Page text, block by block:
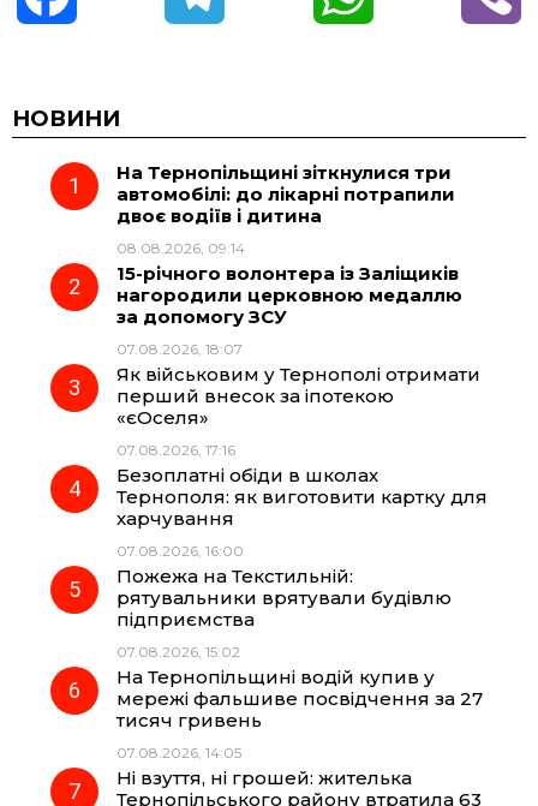
c
e
o
k
e
r
a
t
A
НОВИНИ
На Тернопільщині зіткнулися три
автомобілі: до лікарні потрапили
двоє водіїв і дитина
08.08.2026, 09:14
15-річного волонтера із Заліщиків
нагородили церковною медаллю
за допомогу ЗСУ
07.08.2026, 18:07
Як військовим у Тернополі отримати
перший внесок за іпотекою
«єОселя»
07.08.2026, 17:16
Безоплатні обіди в школах
Тернополя: як виготовити картку для
харчування
07.08.2026, 16:00
Пожежа на Текстильній:
рятувальники врятували будівлю
підприємства
07.08.2026, 15:02
На Тернопільщині водій купив у
мережі фальшиве посвідчення за 27
тисяч гривень
07.08.2026, 14:05
Ні взуття, ні грошей: жителька
Тернопільського району втратила 63